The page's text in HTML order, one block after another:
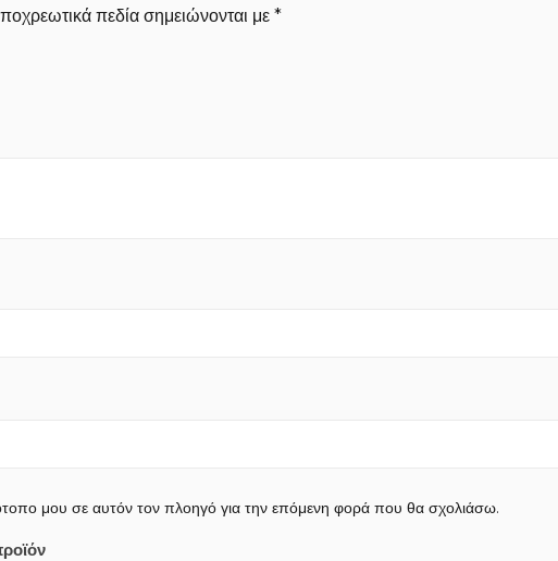
πεδία σημειώνονται με *
μου σε αυτόν τον πλοηγό για την επόμενη φορά που θα σχολιάσω.